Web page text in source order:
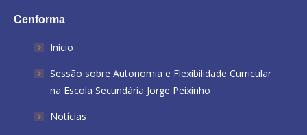
Cenforma
Início
Sessão sobre Autonomia e Flexibilidade Curricular
na Escola Secundária Jorge Peixinho
Notícias